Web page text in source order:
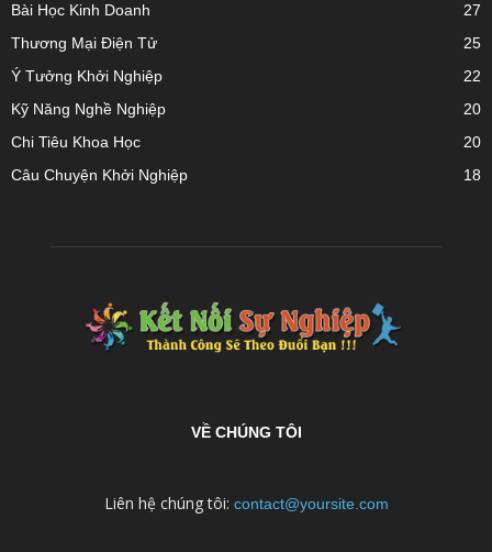
Bài Học Kinh Doanh
27
Thương Mại Điện Tử
25
Ý Tưởng Khởi Nghiệp
22
Kỹ Năng Nghề Nghiệp
20
Chi Tiêu Khoa Học
20
Câu Chuyện Khởi Nghiệp
18
VỀ CHÚNG TÔI
Liên hệ chúng tôi: contact@yoursite.com